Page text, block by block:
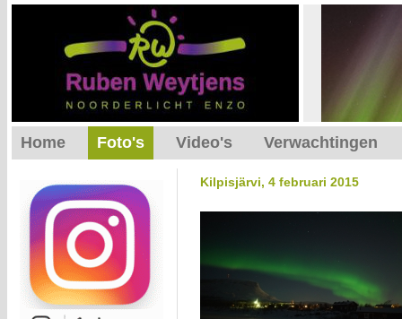
Kilpisjärvi, 4 februari 2015
Home Foto's Video's Verwachtingen